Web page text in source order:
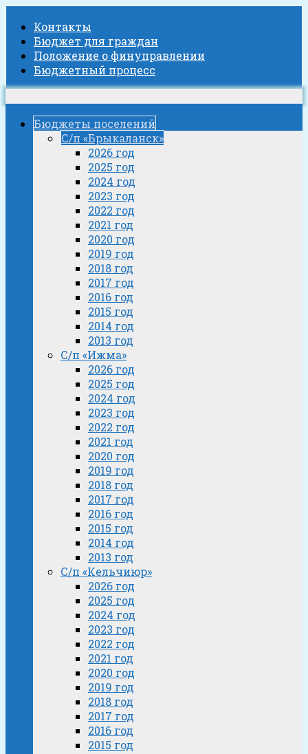
Контакты
Бюджет для граждан
Положение о финуправлении
Бюджетный процесс
Бюджеты поселений
С/п «Брыкаланск»
2026 год
2025 год
2024 год
2023 год
2022 год
2021 год
2020 год
2019 год
2018 год
2017 год
2016 год
2015 год
2014 год
2013 год
С/п «Ижма»
2026 год
2025 год
2024 год
2023 год
2022 год
2021 год
2020 год
2019 год
2018 год
2017 год
2016 год
2015 год
2014 год
2013 год
С/п «Кельчиюр»
2026 год
2025 год
2024 год
2023 год
2022 год
2021 год
2020 год
2019 год
2018 год
2017 год
2016 год
2015 год